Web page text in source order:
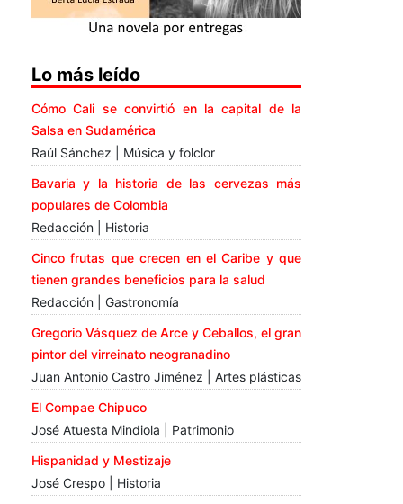
Lo más leído
Cómo Cali se convirtió en la capital de la
Salsa en Sudamérica
Raúl Sánchez | Música y folclor
Bavaria y la historia de las cervezas más
populares de Colombia
Redacción | Historia
Cinco frutas que crecen en el Caribe y que
tienen grandes beneficios para la salud
Redacción | Gastronomía
Gregorio Vásquez de Arce y Ceballos, el gran
pintor del virreinato neogranadino
Juan Antonio Castro Jiménez | Artes plásticas
El Compae Chipuco
José Atuesta Mindiola | Patrimonio
Hispanidad y Mestizaje
José Crespo | Historia